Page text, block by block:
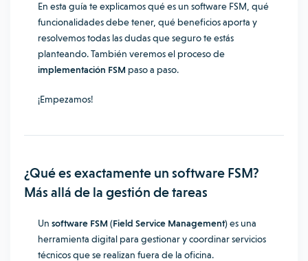
En esta guía te explicamos qué es un software FSM, qué
funcionalidades debe tener, qué beneficios aporta y
resolvemos todas las dudas que seguro te estás
planteando. También veremos el proceso de
implementación FSM paso a paso.
¡Empezamos!
¿Qué es exactamente un software FSM?
Más allá de la gestión de tareas
Un software FSM (Field Service Management)es una
herramienta digital para gestionar y coordinar servicios
técnicos que se realizan fuera de la oficina.